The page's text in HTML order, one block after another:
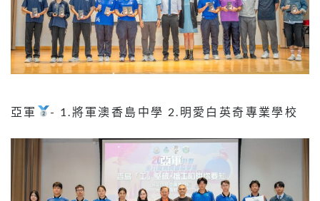
亞軍 - 1.將軍澳香島中學 2.明愛白英奇專業學校